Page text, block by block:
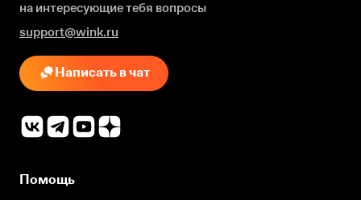
на интересующиетебя вопросы
support@wink.ru
Написать в чат
Помощь